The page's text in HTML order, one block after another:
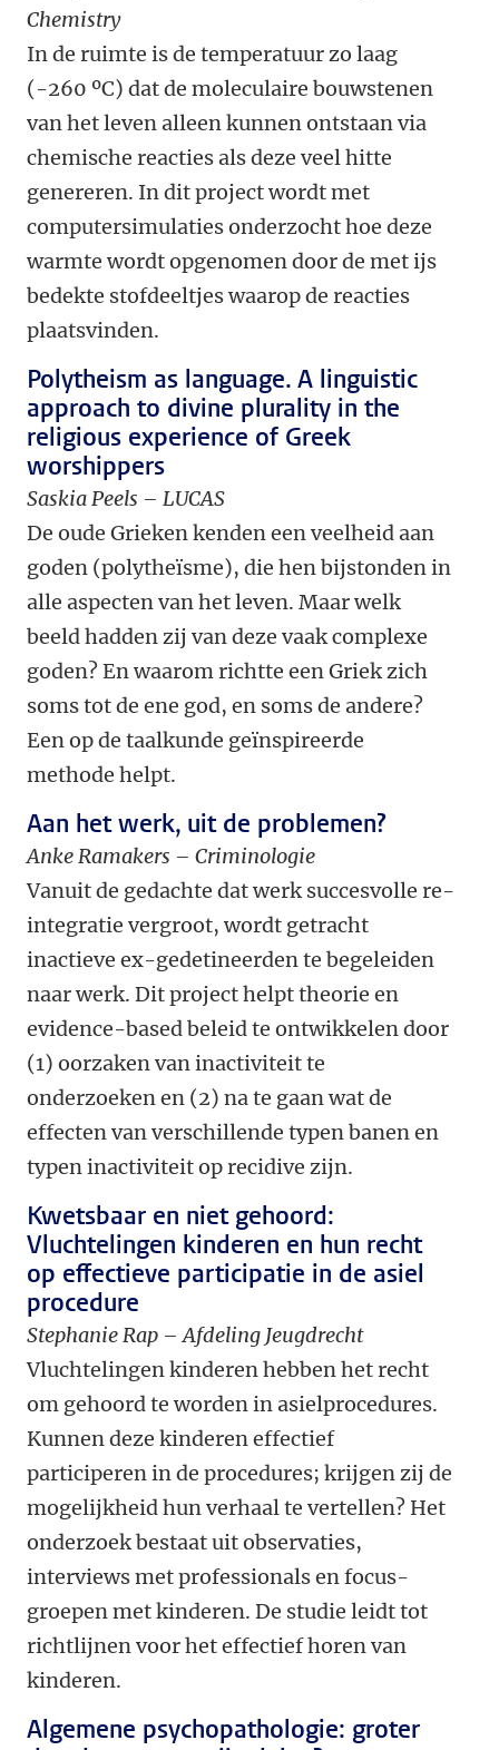
Chemistry
In de ruimte is de temperatuur zo laag
(-260 ºC) dat de moleculaire bouwstenen
van het leven alleen kunnen ontstaan via
chemische reacties als deze veel hitte
genereren. In dit project wordt met
computersimulaties onderzocht hoe deze
warmte wordt opgenomen door de met ijs
bedekte stofdeeltjes waarop de reacties
plaatsvinden.
Polytheism as language. A linguistic
approach to divine plurality in the
religious experience of Greek
worshippers
Saskia Peels – LUCAS
De oude Grieken kenden een veelheid aan
goden (polytheïsme), die hen bijstonden in
alle aspecten van het leven. Maar welk
beeld hadden zij van deze vaak complexe
goden? En waarom richtte een Griek zich
soms tot de ene god, en soms de andere?
Een op de taalkunde geïnspireerde
methode helpt.
Aan het werk, uit de problemen?
Anke Ramakers – Criminologie
Vanuit de gedachte dat werk succesvolle re-
integratie vergroot, wordt getracht
inactieve ex-gedetineerden te begeleiden
naar werk. Dit project helpt theorie en
evidence-based beleid te ontwikkelen door
(1) oorzaken van inactiviteit te
onderzoeken en (2) na te gaan wat de
effecten van verschillende typen banen en
typen inactiviteit op recidive zijn.
Kwetsbaar en niet gehoord:
Vluchtelingen kinderen en hun recht
op effectieve participatie in de asiel
procedure
Stephanie Rap – Afdeling Jeugdrecht
Vluchtelingen kinderen hebben het recht
om gehoord te worden in asielprocedures.
Kunnen deze kinderen effectief
participeren in de procedures; krijgen zij de
mogelijkheid hun verhaal te vertellen? Het
onderzoek bestaat uit observaties,
interviews met professionals en focus-
groepen met kinderen. De studie leidt tot
richtlijnen voor het effectief horen van
kinderen.
Algemene psychopathologie: groter